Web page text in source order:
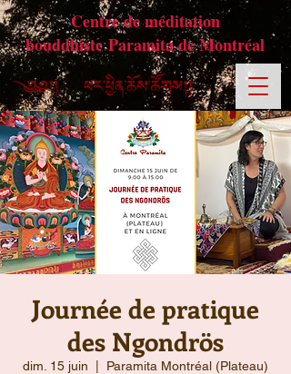
Centre de méditation
bouddhiste Paramita de Montréal
Journée de pratique
des Ngondrös
dim. 15 juin
Paramita Montréal (Plateau)